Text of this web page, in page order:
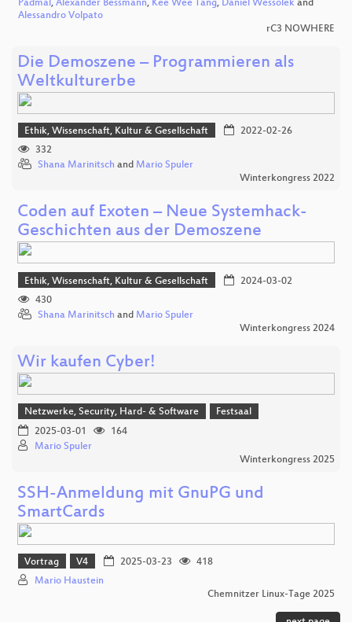
Padmal, Alexander Bessmann, Kee Wee Tang, Daniel Wessolek and
Alessandro Volpato
rC3 NOWHERE
Die Demoszene – Programmieren als
Weltkulturerbe
Ethik, Wissenschaft, Kultur & Gesellschaft
2022-02-26
332
Shana Marinitsch and Mario Spuler
Winterkongress 2022
Coden auf Exoten – Neue Systemhack-
Geschichten aus der Demoszene
Ethik, Wissenschaft, Kultur & Gesellschaft
2024-03-02
430
Shana Marinitsch and Mario Spuler
Winterkongress 2024
Wir kaufen Cyber!
Netzwerke, Security, Hard- & Software
Festsaal
2025-03-01
164
Mario Spuler
Winterkongress 2025
SSH-Anmeldung mit GnuPG und
SmartCards
Vortrag V4 2025-03-23
418
Mario Haustein
Chemnitzer Linux-Tage 2025